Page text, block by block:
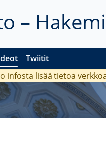
–
Twiitit
infosta lisää tietoa